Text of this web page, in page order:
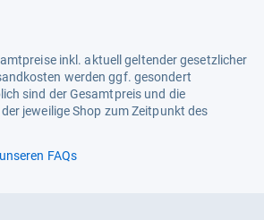
inkl. aktuell geltender gesetzlicher
werden ggf. gesondert
sind der Gesamtpreis und die
jeweilige Shop zum Zeitpunkt des
FAQs